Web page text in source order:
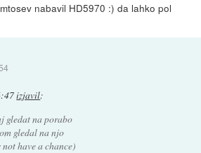
nabavil HD5970 :) da lahko pol
izjavil:
gledat na porabo
gledal na njo
have a chance)